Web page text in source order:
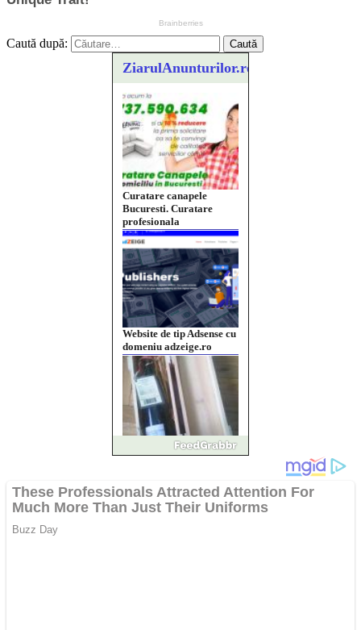
Caută după:
ZiarulAnunturilor.ro
Curatare canapele
Bucuresti. Curatare
profesionala
Website de tip Adsense cu
domeniu adzeige.ro
Vând sticlă cu vin din
Chardonnay